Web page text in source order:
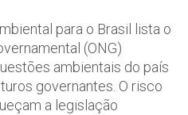
para o Brasil lista o
(ONG)
ambientais do país
governantes. O risco
a legislação